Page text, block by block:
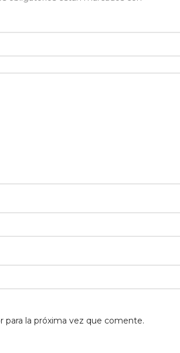
la próxima vez que comente.